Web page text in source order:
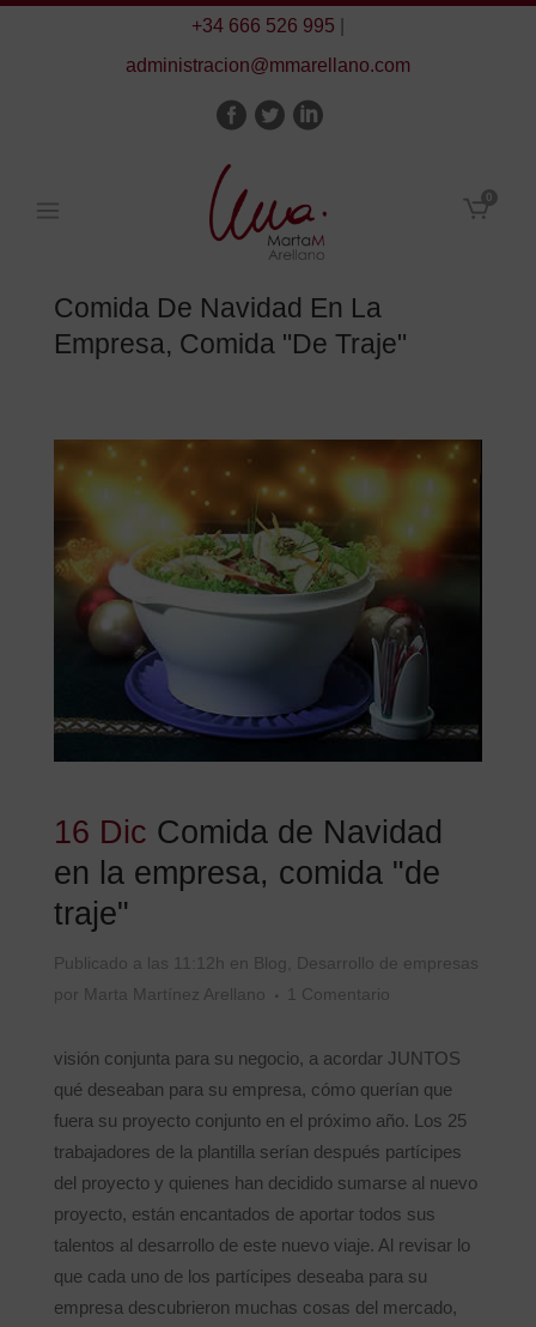
+34 666 526 995
administracion@mmarellano.com
0
Comida De Navidad En La
Empresa, Comida "de Traje"
16 Dic Comida de Navidad
en la empresa, comida "de
traje"
Publicado a las 11:12h en Blog
Desarrollo de empresas
por Marta Martínez Arellano 1 Comentario
visión conjunta para su negocio, a acordar JUNTOS
qué deseaban para su empresa, cómo querían que
fuera su proyecto conjunto en el próximo año. Los 25
trabajadores de la plantilla serían después partícipes
del proyecto y quienes han decidido sumarse al nuevo
proyecto, están encantados de aportar todos sus
talentos al desarrollo de este nuevo viaje. Al revisar lo
que cada uno de los partícipes deseaba para su
empresa descubrieron muchas cosas del mercado,